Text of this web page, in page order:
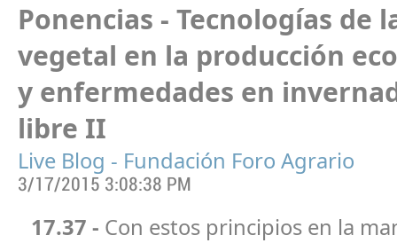
Ponencias - Tecnologías de
vegetal en la producción
y enfermedades en
libre II
Live Blog - Fundación Foro Agrario
3/17/2015 3:08:38 PM
17.37 - Con estos principios en la